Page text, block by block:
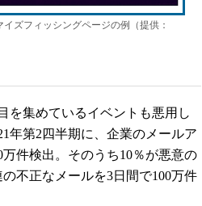
ズフィッシングページの例（提供：
集めているイベントも悪用し
年第2四半期に、企業のメールア
件検出。そのうち10％が悪意の
不正なメールを3日間で100万件